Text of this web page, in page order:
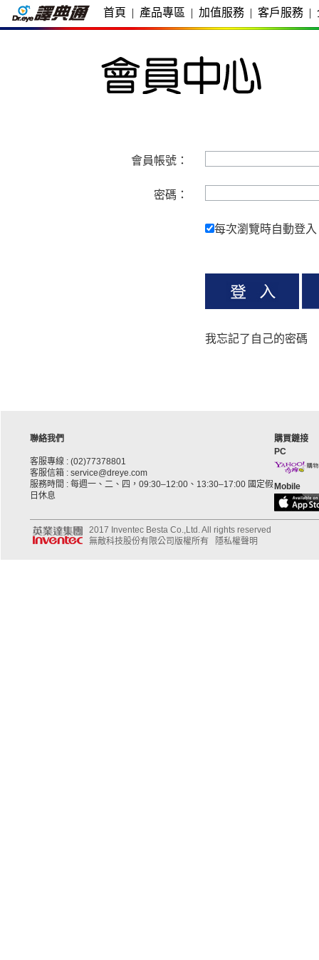
首頁 | 產品專區 | 加值服務 | 客戶服務 |
會員帳號：
密碼：
每次瀏覽時自動登入
我忘記了自己的密碼
聯絡我們
客服專線 : (02)77378801
客服信箱 : service@dreye.com
服務時間 : 每週一、二、四，09:30–12:00、13:30–17:00 國定假
日休息
購買鏈接
PC
Mobile
2017 Inventec Besta Co.,Ltd. All rights reserved
無敵科技股份有限公司版權所有
隱私權聲明